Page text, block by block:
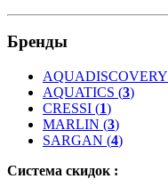
Бренды
AQUADISCOVERY
AQUATICS (3)
CRESSI (1)
MARLIN (3)
SARGAN (4)
Система скидок :